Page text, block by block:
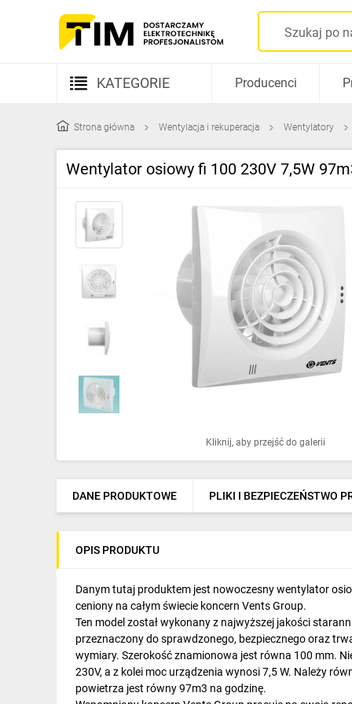
KATEGORIE
Kable i przewody
Rozdzielnice i obudowy
Elementy prowadzenia kabli
Fotowoltaika
Gniazda i łączniki
Oprawy oświetleniowe
Pompy ciepła
Ogrzewanie
Elektronarzędzia i mierniki
Napędy elektryczne
Pneumatyka
Dom i ogród
Klimatyzacja
Producenci
Strona główna Wentylacja i rekuperacja Wentylatory
Wentylator osiowy fi 100 230V 7,5W
Kliknij, aby przejść do galerii
DANE PRODUKTOWE PLIKI I BEZPIECZEŃSTWO
OPIS PRODUKTU
Danym tutaj produktem jest nowoczesny wentylator
ceniony na całym świecie koncern Vents Group.
Ten model został wykonany z najwyższej jakości
przeznaczony do sprawdzonego, bezpiecznego oraz
wymiary. Szerokość znamionowa jest równa 100 mm.
230V, a z kolei moc urządzenia wynosi 7,5 W. Należy
powietrza jest równy 97m3 na godzinę.